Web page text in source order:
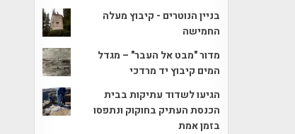
בניין הנוטרים - קיבוץ מעלה
החמישה
מדור "מבט אל העבר" – מגדל
המים קיבוץ יד מרדכי
הגיעו לשדוד עתיקות בבית
הכנסת העתיק בחוקוק ונתפסו
בזמן אמת